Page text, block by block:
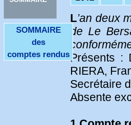
SOMMAIRE
des
comptes rendus
L’an deux
de Le
Présents :
RIERA,
Secrétaire
Absente